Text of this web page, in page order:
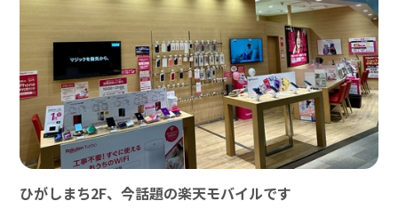
ひがしまち2F、今話題の楽天モバイルです